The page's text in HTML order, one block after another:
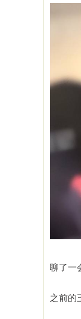
聊了一
之前的